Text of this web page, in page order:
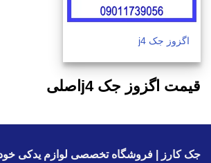
اگزوز جک j4
قیمت اگزوز جک j4اصلی
جک کارز | فروشگاه تخصصی لوازم یدکی